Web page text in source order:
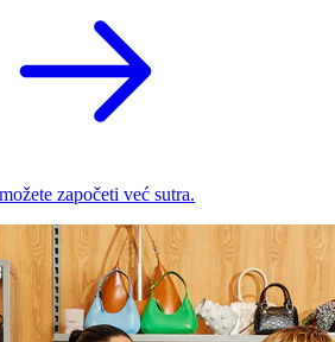
započeti već sutra.